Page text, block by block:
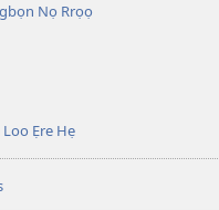
Nọ Rrọọ
Loo Ẹre Hẹ